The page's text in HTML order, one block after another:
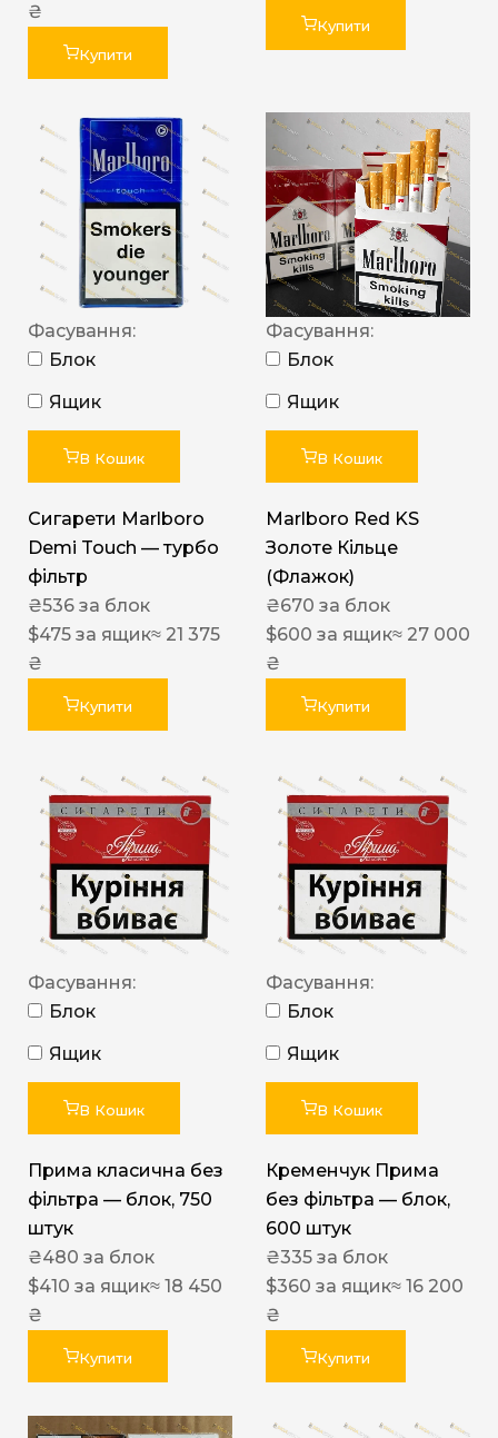
₴
Купити
Купити
Фасування:
Блок
Ящик
В Кошик
Сигарети Marlboro
Demi Touch — турбо
фільтр
₴536 за блок
$475 за ящик≈ 21 375
₴
Купити
Фасування:
Блок
Ящик
В Кошик
Marlboro Red KS
Золоте Кільце
(Флажок)
₴670 за блок
$600 за ящик≈ 27 000
₴
Купити
Фасування:
Блок
Ящик
В Кошик
Прима класична без
фільтра — блок, 750
штук
₴480 за блок
$410 за ящик≈ 18 450
₴
Купити
Фасування:
Блок
Ящик
В Кошик
Кременчук Прима
без фільтра — блок,
600 штук
₴335 за блок
$360 за ящик≈ 16 200
₴
Купити